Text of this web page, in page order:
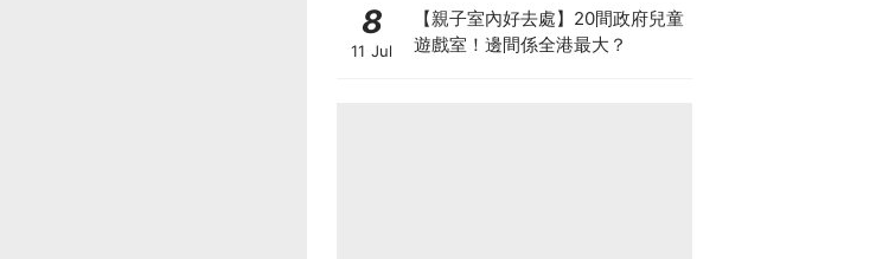
8
11 Jul
【親子室內好去處】20間政府兒童
遊戲室！邊間係全港最大？